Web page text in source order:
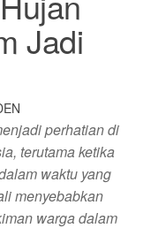
Jadi
perhatian di
terutama ketika
waktu yang
menyebabkan
warga dalam